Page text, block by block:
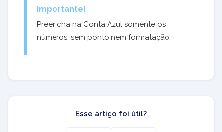
Importante!
Preencha na Conta Azul somente os
números, sem ponto nem formatação.
Esse artigo foi útil?